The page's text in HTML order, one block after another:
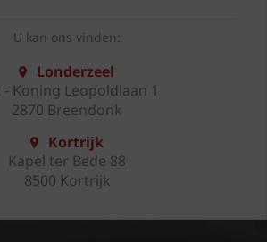
U kan ons vinden:
Londerzeel
- Koning Leopoldlaan 1
2870 Breendonk
Kortrijk
Kapel ter Bede 88
8500 Kortrijk